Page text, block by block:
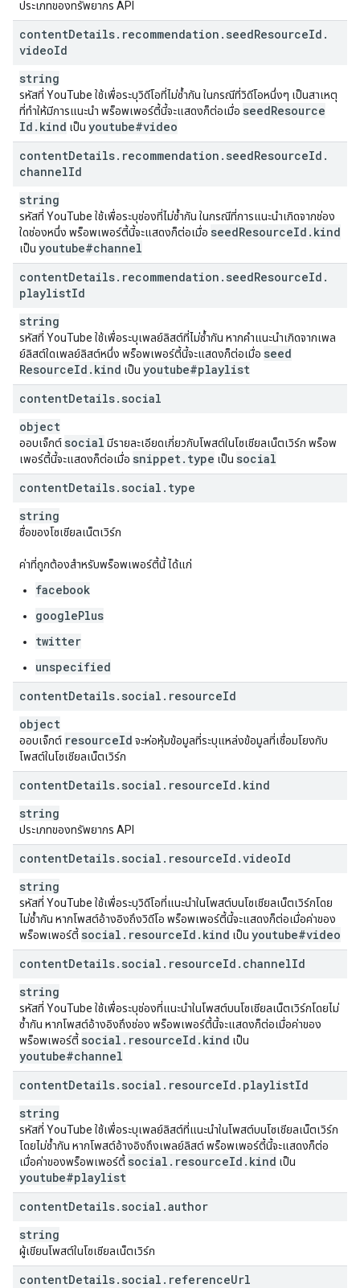
ประเภทของทรัพยากร API
contentDetails. recommendation . seedResourceId .
videoId
string
รหัสที่ YouTube ใช้เพื่อระบุวิดีโอที่ไม่ซ้ำกัน ในกรณีที่วิดีโอหนึ่งๆ เป็นสาเหตุ
ที่ทำให้มีการแนะนำ พร็อพเพอร์ตี้นี้จะแสดงก็ต่อเมื่อ seedResource
Id . kind เป็น youtube#video
contentDetails. recommendation . seedResourceId .
channelId
string
รหัสที่ YouTube ใช้เพื่อระบุช่องที่ไม่ซ้ำกัน ในกรณีที่การแนะนำเกิดจากช่อง
ใดช่องหนึ่ง พร็อพเพอร์ตี้นี้จะแสดงก็ต่อเมื่อ seedResourceId . kind
เป็น youtube#channel
contentDetails. recommendation . seedResourceId .
playlistId
string
รหัสที่ YouTube ใช้เพื่อระบุเพลย์ลิสต์ที่ไม่ซ้ำกัน หากคำแนะนำเกิดจากเพล
ย์ลิสต์ใดเพลย์ลิสต์หนึ่ง พร็อพเพอร์ตี้นี้จะแสดงก็ต่อเมื่อ seed
ResourceId . kind เป็น youtube#playlist
contentDetails. social
object
ออบเจ็กต์ social มีรายละเอียดเกี่ยวกับโพสต์ในโซเชียลเน็ตเวิร์ก พร็อพ
เพอร์ตี้นี้จะแสดงก็ต่อเมื่อ snippet. type เป็น social
contentDetails. social . type
string
ชื่อของโซเชียลเน็ตเวิร์ก
ค่าที่ถูกต้องสำหรับพร็อพเพอร์ตี้นี้ ได้แก่
facebook
googlePlus
twitter
unspecified
contentDetails. social . resourceId
object
ออบเจ็กต์ resourceId จะห่อหุ้มข้อมูลที่ระบุแหล่งข้อมูลที่เชื่อมโยงกับ
โพสต์ในโซเชียลเน็ตเวิร์ก
contentDetails. social . resourceId . kind
string
ประเภทของทรัพยากร API
contentDetails. social . resourceId .videoId
string
รหัสที่ YouTube ใช้เพื่อระบุวิดีโอที่แนะนำในโพสต์บนโซเชียลเน็ตเวิร์กโดย
ไม่ซ้ำกัน หากโพสต์อ้างอิงถึงวิดีโอ พร็อพเพอร์ตี้นี้จะแสดงก็ต่อเมื่อค่าของ
พร็อพเพอร์ตี้ social . resourceId . kind เป็น youtube#video
contentDetails. social . resourceId . channelId
string
รหัสที่ YouTube ใช้เพื่อระบุช่องที่แนะนำในโพสต์บนโซเชียลเน็ตเวิร์กโดยไม่
ซ้ำกัน หากโพสต์อ้างอิงถึงช่อง พร็อพเพอร์ตี้นี้จะแสดงก็ต่อเมื่อค่าของ
พร็อพเพอร์ตี้ social . resourceId . kind เป็น
youtube#channel
contentDetails. social . resourceId . playlistId
string
รหัสที่ YouTube ใช้เพื่อระบุเพลย์ลิสต์ที่แนะนำในโพสต์บนโซเชียลเน็ตเวิร์ก
โดยไม่ซ้ำกัน หากโพสต์อ้างอิงถึงเพลย์ลิสต์ พร็อพเพอร์ตี้นี้จะแสดงก็ต่อ
เมื่อค่าของพร็อพเพอร์ตี้ social . resourceId . kind เป็น
youtube#playlist
contentDetails. social .author
string
ผู้เขียนโพสต์ในโซเชียลเน็ตเวิร์ก
contentDetails. social . referenceUrl